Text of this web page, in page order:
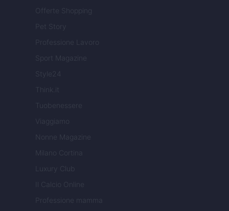
Offerte Shopping
Pet Story
Professione Lavoro
Sport Magazine
Style24
Think.it
Tuobenessere
Viaggiamo
Nonne Magazine
Milano Cortina
Luxury Club
Il Calcio Online
Professione mamma